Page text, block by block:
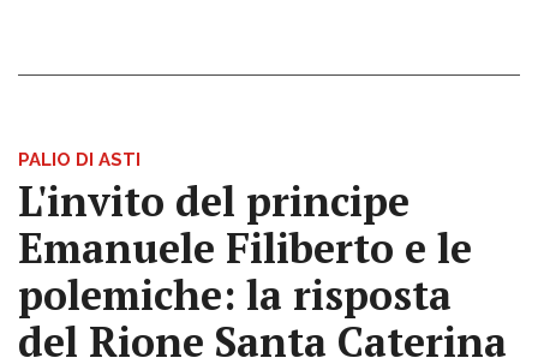
PALIO DI ASTI
L'invito del principe
Emanuele Filiberto e le
polemiche: la risposta
del Rione Santa Caterina